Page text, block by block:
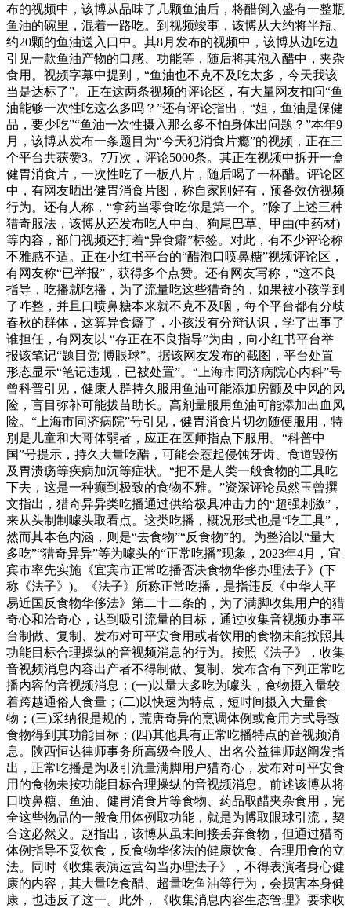
布的视频中，该博从品味了几颗鱼油后，将醋倒入盛有一整瓶
鱼油的碗里，混着一路吃。到视频竣事，该博从大约将半瓶、
约20颗的鱼油送入口中。其8月发布的视频中，该博从边吃边
引见一款鱼油产物的口感、功能等，随后将其泡入醋中，夹杂
食用。视频字幕中提到，“鱼油也不克不及吃太多，今天我该
当是达标了”。正在这两条视频的评论区，有大量网友扣问“鱼
油能够一次性吃这么多吗？”还有评论指出，“姐，鱼油是保健
品，要少吃”“鱼油一次性摄入那么多不怕身体出问题？”本年9
月，该博从发布一条题目为“今天犯消食片瘾”的视频，正在三
个平台共获赞3。7万次，评论5000条。其正在视频中拆开一盒
健胃消食片，一次性吃了一板八片，随后喝了一杯醋。评论区
中，有网友晒出健胃消食片图，称自家刚好有，预备效仿视频
行为。还有人称，“拿药当零食吃你是第一个。”除了上述三种
猎奇服法，该博从还发布吃人中白、狗尾巴草、甲由(中药材)
等内容，部门视频还打着“异食癖”标签。对此，有不少评论称
不雅感不适。正在小红书平台的“醋泡口喷鼻糖”视频评论区，
有网友称“已举报”，获得多个点赞。还有网友写称，“这不良
指导，吃播就吃播，为了流量吃这些猎奇的，如果被小孩学到
了咋整，并且口喷鼻糖本来就不克不及咽，每个平台都有分歧
春秋的群体，这算异食癖了，小孩没有分辩认识，学了出事了
谁担任，有网友以 “存正在不良指导”为由，向小红书平台举
报该笔记“题目党 博眼球”。据该网友发布的截图，平台处置
形态显示“笔记违规，已被处置”。“上海市同济病院心内科”号
曾科普引见，健康人群持久服用鱼油可能添加房颤及中风的风
险，盲目弥补可能拔苗助长。高剂量服用鱼油可能添加出血风
险。“上海市同济病院”号引见，健胃消食片切勿随便服用，特
别是儿童和大哥体弱者，应正在医师指点下服用。“科普中
国”号提示，持久大量吃醋，可能会惹起侵蚀牙齿、食道毁伤
及胃溃疡等疾病加沉等症状。“把不是人类一般食物的工具吃
下去，这是一种癫到极致的食物不雅。”资深评论员然玉曾撰
文指出，猎奇异异类吃播通过供给极具冲击力的“超强刺激”，
来从头制制噱头取看点。这类吃播，概况形式也是“吃工具”，
然而其本色内涵，则是“去食物”“反食物”的。为整治以“量大
多吃”“猎奇异异”等为噱头的“正常吃播”现象，2023年4月，宜
宾市率先实施《宜宾市正常吃播否决食物华侈办理法子》(下
称《法子》)。《法子》所称正常吃播，是指违反《中华人平
易近国反食物华侈法》第二十二条的，为了满脚收集用户的猎
奇心和洽奇心，达到吸引流量的目标，通过收集音视频办事平
台制做、复制、发布对可平安食用或者饮用的食物未能按照其
功能目标合理操纵的音视频消息的行为。按照《法子》，收集
音视频消息内容出产者不得制做、复制、发布含有下列正常吃
播内容的音视频消息：(一)以量大多吃为噱头，食物摄入量较
着跨越通俗人食量；(二)以快速为特点，短时间摄入大量食
物；(三)采纳很是规的，荒唐奇异的烹调体例或食用方式导致
食物得到其功能目标；(四)其他具有正常吃播特点的音视频消
息。陕西恒达律师事务所高级合股人、出名公益律师赵阐发指
出，正常吃播是为吸引流量满脚用户猎奇心，发布对可平安食
用的食物未按功能目标合理操纵的音视频消息。前述该博从将
口喷鼻糖、鱼油、健胃消食片等食物、药品取醋夹杂食用，完
全这些物品的一般食用体例取功能，就是为博取眼球引流，契
合这必然义。赵指出，该博从虽未间接丢弃食物，但通过猎奇
体例指导不妥饮食，反食物华侈法的健康饮食、合理用食的立
法。同时《收集表演运营勾当办理法子》，不得表演者身心健
康的内容，其大量吃食醋、超量吃鱼油等行为，会损害本身健
康，也违反了这一。此外，《收集消息内容生态管理》要求收